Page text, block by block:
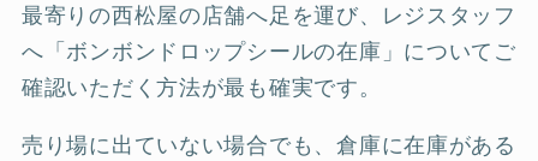
最寄りの西松屋の店舗へ足を運び、レジスタッフ
へ「ボンボンドロップシールの在庫」についてご
確認いただく方法が最も確実です。
売り場に出ていない場合でも、倉庫に在庫がある